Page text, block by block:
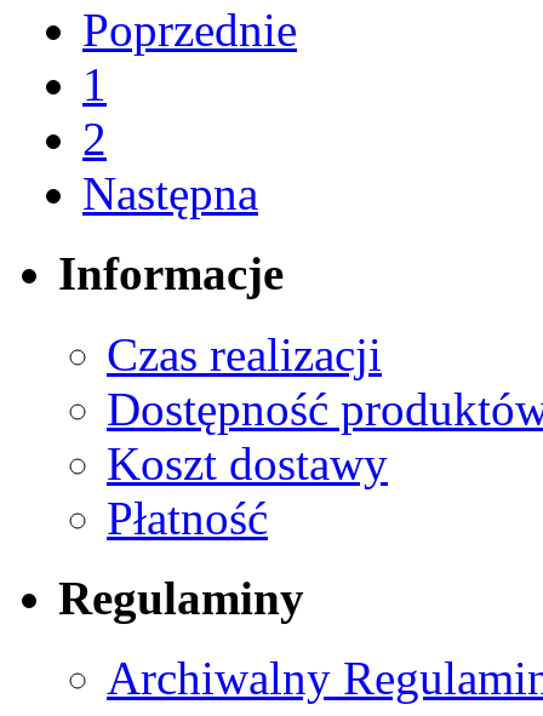
Poprzednie
1
2
Następna
Informacje
Czas realizacji
Dostępność
Koszt dostawy
Płatność
Regulaminy
Archiwalny